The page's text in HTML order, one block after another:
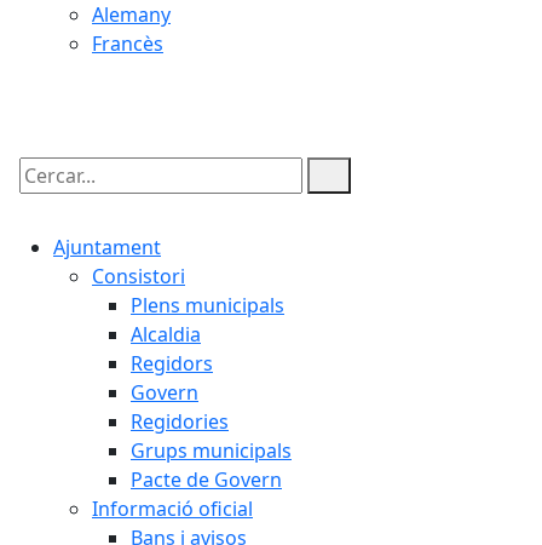
Alemany
Francès
Cercar:
Ajuntament
Consistori
Plens municipals
Alcaldia
Regidors
Govern
Regidories
Grups municipals
Pacte de Govern
Informació oficial
Bans i avisos